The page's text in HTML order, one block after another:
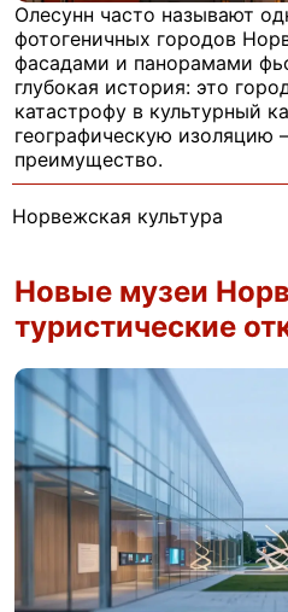
Олесунн часто называют
фотогеничных городов
фасадами и панорамами
глубокая история: это
катастрофу в культурный
географическую изоляцию
преимущество.
Норвежская культура
Новые музеи
туристические